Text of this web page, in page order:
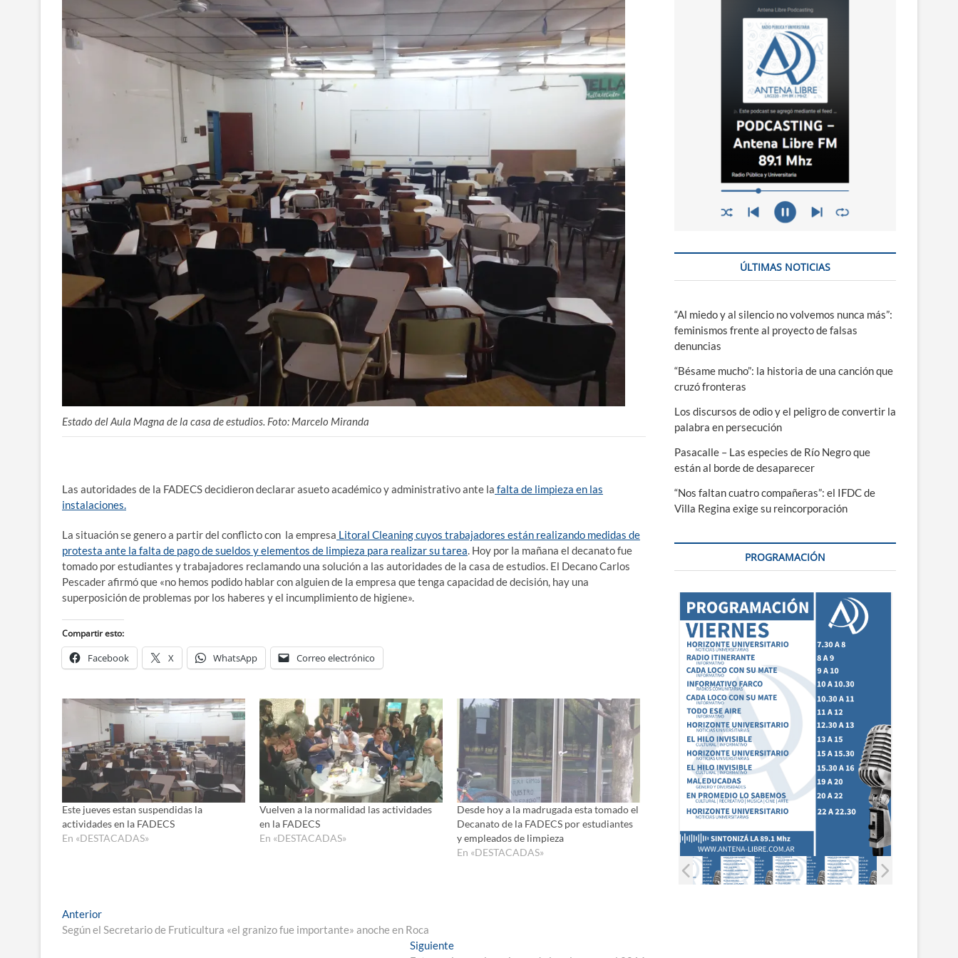
Estado del Aula Magna de la casa de estudios. Foto: Marcelo Miranda
Las autoridades de la FADECS decidieron declarar asueto académico y administrativo ante la falta de limpieza en las
instalaciones.
La situación se genero a partir del conflicto con la empresa Litoral Cleaning cuyos trabajadores están realizando medidas de
protesta ante la falta de pago de sueldos y elementos de limpieza para realizar su tarea . Hoy por la mañana el decanato fue
tomado por estudiantes y trabajadores reclamando una solución a las autoridades de la casa de estudios. El Decano Carlos
Pescader afirmó que «no hemos podido hablar con alguien de la empresa que tenga capacidad de decisión, hay una
superposición de problemas por los haberes y el incumplimiento de higiene».
Compartir esto:
Facebook X WhatsApp Correo electrónico
Este jueves estan suspendidas la
actividades en la FADECS
En «DESTACADAS»
Vuelven a la normalidad las actividades
en la FADECS
En «DESTACADAS»
Desde hoy a la madrugada esta tomado el
Decanato de la FADECS por estudiantes
y empleados de limpieza
En «DESTACADAS»
Navegación
de
AnteriorEntrada
anterior:
Según el Secretario de Fruticultura «el granizo fue importante» anoche en Roca
SiguienteEntrada
ÚLTIMAS NOTICIAS
“Al miedo y al silencio no volvemos nunca más”:
feminismos frente al proyecto de falsas
denuncias
“Bésame mucho”: la historia de una canción que
cruzó fronteras
Los discursos de odio y el peligro de convertir la
palabra en persecución
Pasacalle – Las especies de Río Negro que
están al borde de desaparecer
“Nos faltan cuatro compañeras”: el IFDC de
Villa Regina exige su reincorporación
PROGRAMACIÓN